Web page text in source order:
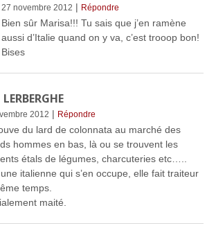
27 novembre 2012 | Répondre
Bien sûr Marisa!!! Tu sais que j’en ramène
aussi d’Italie quand on y va, c’est trooop bon!
Bises
2012 | Répondre
du lard de colonnata au marché des
hommes en bas, là ou se trouvent les
étals de légumes, charcuteries etc…..
une italienne qui s’en occupe, elle fait traiteur
temps.
maité.